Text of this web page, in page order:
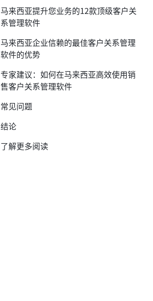
马来西亚提升您业务的12款顶级客户关
系管理软件
马来西亚企业信赖的最佳客户关系管理
软件的优势
专家建议：如何在马来西亚高效使用销
售客户关系管理软件
常见问题
结论
了解更多阅读